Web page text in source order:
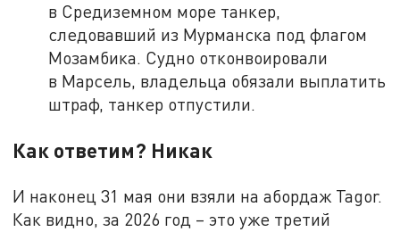
в Средиземном море танкер,
следовавший из Мурманска под флагом
Мозамбика. Судно отконвоировали
в Марсель, владельца обязали выплатить
штраф, танкер отпустили.
Как ответим? Никак
И наконец 31 мая они взяли на абордаж Tagor.
Как видно, за 2026 год – это уже третий